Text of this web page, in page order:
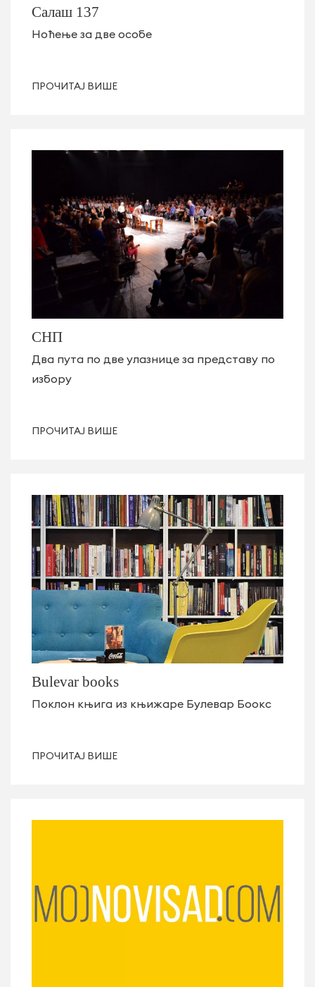
Салаш 137
Ноћење за две особе
ПРОЧИТАЈ ВИШЕ
СНП
Два пута по две улазнице за представу по
избору
ПРОЧИТАЈ ВИШЕ
Bulevar books
Поклон књига из књижаре Булевар Боокс
ПРОЧИТАЈ ВИШЕ